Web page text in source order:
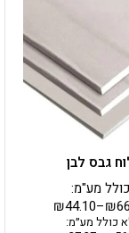
גבס לבן
₪44.10–₪
כולל מע"מ:
כולל מע״מ:
ניתן
לבחור
את
האפשרויות
המוצר